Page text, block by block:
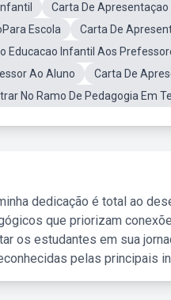
Carta De
Escola
Carta De
Educacao Infantil Aos
Ao Aluno
Carta De
No Ramo De Pedagogia Em
dedicação é total ao
que priorizam
os estudantes em sua
pelas principais